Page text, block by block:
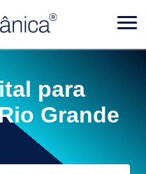
para
Grande